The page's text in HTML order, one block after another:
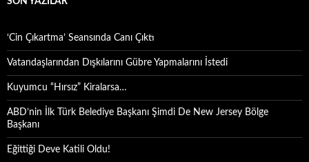
‘Cin Çıkartma’ Seansında Canı Çıktı
Vatandaşlarından Dışkılarını Gübre Yapmalarını İstedi
Kuyumcu “Hırsız” Kiralarsa…
ABD’nin İlk Türk Belediye Başkanı Şimdi De New Jersey Bölge
Başkanı
Eğittiği Deve Katili Oldu!